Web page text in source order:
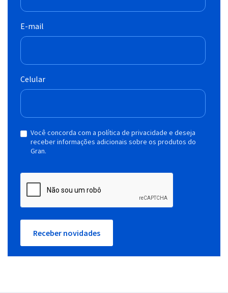
E-mail
Celular
Você concorda com a política de privacidade e deseja
receber informações adicionais sobre os produtos do
Gran.
Receber novidades